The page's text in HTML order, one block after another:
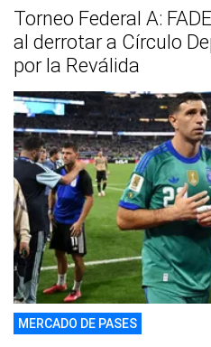
Torneo Federal A:
al derrotar a Círculo
por la Reválida
MERCADO DE PASES